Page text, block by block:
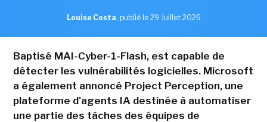
Louise Costa, publié le 29 Juillet 2026
Baptisé MAI-Cyber-1-Flash, est capable de
détecter les vulnérabilités logicielles. Microsoft
a également annoncé Project Perception, une
plateforme d'agents IA destinée à automatiser
une partie des tâches des équipes de